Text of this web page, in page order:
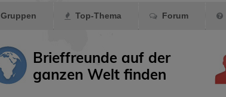
Gruppen Top-Thema Forum
Brieffreunde auf der
ganzen Welt finden